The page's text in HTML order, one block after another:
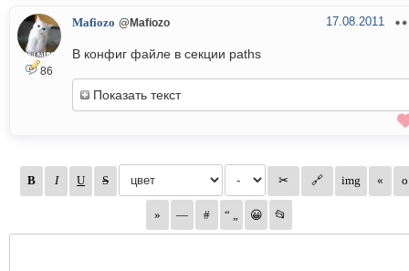
86
Mafiozo @Mafiozo 17.08.2011
В конфиг файле в секции paths
Показать текст